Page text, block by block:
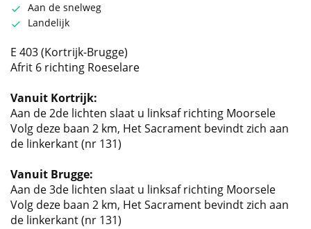
Aan de snelweg
Landelijk
E 403 (Kortrijk-Brugge)
Afrit 6 richting Roeselare
Vanuit Kortrijk:
Aan de 2de lichten slaat u linksaf richting Moorsele
Volg deze baan 2 km, Het Sacrament bevindt zich aan
de linkerkant (nr 131)
Vanuit Brugge:
Aan de 3de lichten slaat u linksaf richting Moorsele
Volg deze baan 2 km, Het Sacrament bevindt zich aan
de linkerkant (nr 131)